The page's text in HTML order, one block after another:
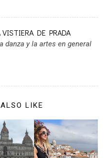
VISTIERA DE PRADA
danza y la artes en general
LIKE